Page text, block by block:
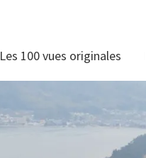
Les 100 vues originales